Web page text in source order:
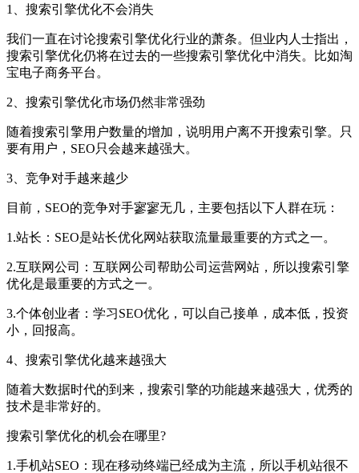
1、搜索引擎优化不会消失
我们一直在讨论搜索引擎优化行业的萧条。但业内人士指出，
搜索引擎优化仍将在过去的一些搜索引擎优化中消失。比如淘
宝电子商务平台。
2、搜索引擎优化市场仍然非常强劲
随着搜索引擎用户数量的增加，说明用户离不开搜索引擎。只
要有用户，SEO只会越来越强大。
3、竞争对手越来越少
目前，SEO的竞争对手寥寥无几，主要包括以下人群在玩：
1.站长：SEO是站长优化网站获取流量最重要的方式之一。
2.互联网公司：互联网公司帮助公司运营网站，所以搜索引擎
优化是最重要的方式之一。
3.个体创业者：学习SEO优化，可以自己接单，成本低，投资
小，回报高。
4、搜索引擎优化越来越强大
随着大数据时代的到来，搜索引擎的功能越来越强大，优秀的
技术是非常好的。
搜索引擎优化的机会在哪里?
1.手机站SEO：现在移动终端已经成为主流，所以手机站很不